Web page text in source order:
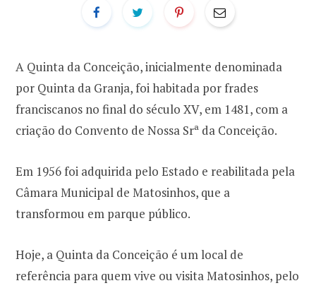
A Quinta da Conceição, inicialmente denominada
por Quinta da Granja, foi habitada por frades
franciscanos no final do século XV, em 1481, com a
criação do Convento de Nossa Srª da Conceição.
Em 1956 foi adquirida pelo Estado e reabilitada pela
Câmara Municipal de Matosinhos, que a
transformou em parque público.
Hoje, a Quinta da Conceição é um local de
referência para quem vive ou visita Matosinhos, pelo